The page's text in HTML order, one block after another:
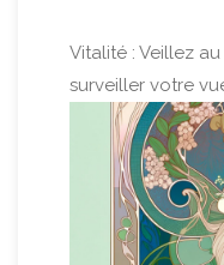
Vitalité : Veillez
surveiller votre